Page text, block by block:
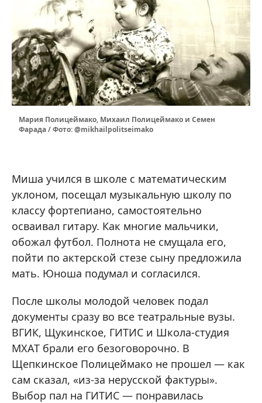
Мария Полицеймако, Михаил Полицеймако и Семен
Фарада / Фото: @mikhailpolitseimako
Миша учился в школе с математическим
уклоном, посещал музыкальную школу по
классу фортепиано, самостоятельно
осваивал гитару. Как многие мальчики,
обожал футбол. Полнота не смущала его,
пойти по актерской стезе сыну предложила
мать. Юноша подумал и согласился.
После школы молодой человек подал
документы сразу во все театральные вузы.
ВГИК, Щукинское, ГИТИС и Школа-студия
МХАТ брали его безоговорочно. В
Щепкинское Полицеймако не прошел — как
сам сказал, «из-за нерусской фактуры».
Выбор пал на ГИТИС — понравилась